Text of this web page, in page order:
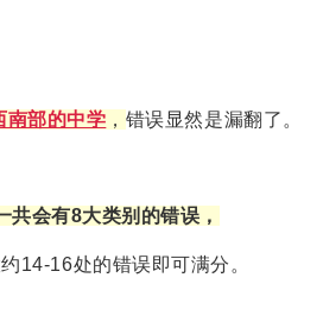
南部的中学 ， 错误显然是漏翻了。
共会有8大类别的错误，
14-16处的错误即可满分。